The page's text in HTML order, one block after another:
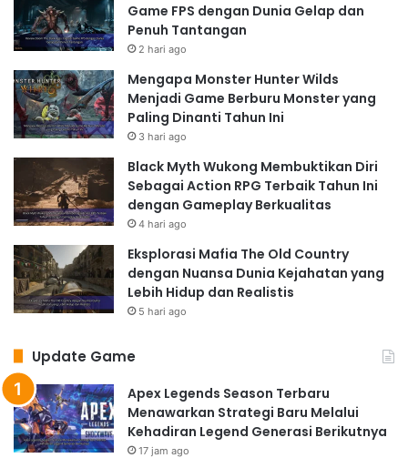
Game FPS dengan Dunia Gelap dan
Penuh Tantangan
2 hari ago
Mengapa Monster Hunter Wilds
Menjadi Game Berburu Monster yang
Paling Dinanti Tahun Ini
3 hari ago
Black Myth Wukong Membuktikan Diri
Sebagai Action RPG Terbaik Tahun Ini
dengan Gameplay Berkualitas
4 hari ago
Eksplorasi Mafia The Old Country
dengan Nuansa Dunia Kejahatan yang
Lebih Hidup dan Realistis
5 hari ago
Update Game
Apex Legends Season Terbaru
Menawarkan Strategi Baru Melalui
Kehadiran Legend Generasi Berikutnya
17 jam ago